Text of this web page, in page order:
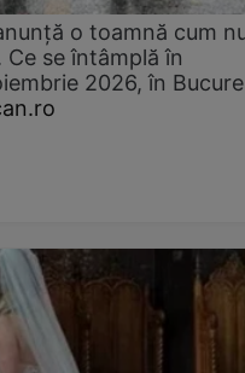
o toamnă cum
se întâmplă în
2026, în